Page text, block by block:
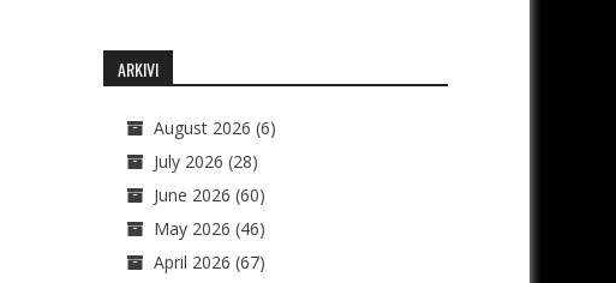
ARKIVI
August 2026 (6)
July 2026 (28)
June 2026 (60)
May 2026 (46)
April 2026 (67)